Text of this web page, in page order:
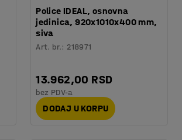
Police IDEAL, osnovna
jedinica, 920x1010x400 mm,
siva
Art. br.: 218971
13.962,00 RSD
bez PDV-a
DODAJ U KORPU